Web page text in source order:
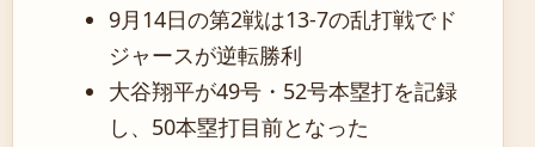
9月14日の第2戦は13-7の乱打戦でド
ジャースが逆転勝利
大谷翔平が49号・52号本塁打を記録
し、50本塁打目前となった